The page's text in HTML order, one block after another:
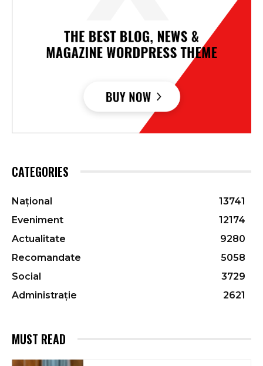
CATEGORIES
Național
13741
Eveniment
12174
Actualitate
9280
Recomandate
5058
Social
3729
Administrație
2621
MUST READ